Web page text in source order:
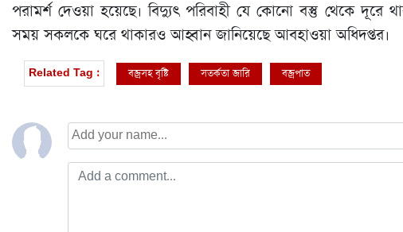
পরামর্শ দেওয়া হয়েছে। বিদ্যুৎ পরিবাহী যে কোনো বস্তু থেকে দূরে
সময় সকলকে ঘরে থাকারও আহ্বান জানিয়েছে আবহাওয়া অধিদপ্তর।
Related Tag : বজ্রসহ বৃষ্টি সতর্কতা জারি বজ্রপাত